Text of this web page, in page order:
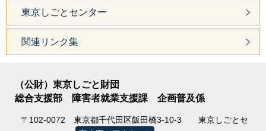
東京しごとセンター
関連リンク集
（公財）東京しごと財団
総合支援部 障害者就業支援課 企画普及係
〒102-0072 東京都千代田区飯田橋3-10-3 東京しごとセ